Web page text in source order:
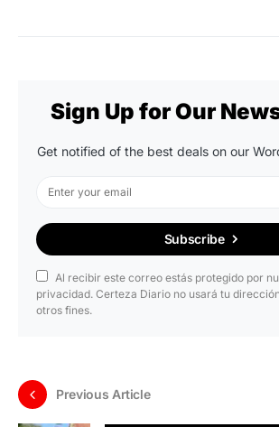
Sign Up for Our
Get notified of the best deals on our
Subscribe
Al recibir este correo estás protegido por
privacidad. Certeza Diario no usará tu
otros fines.
Previous Article